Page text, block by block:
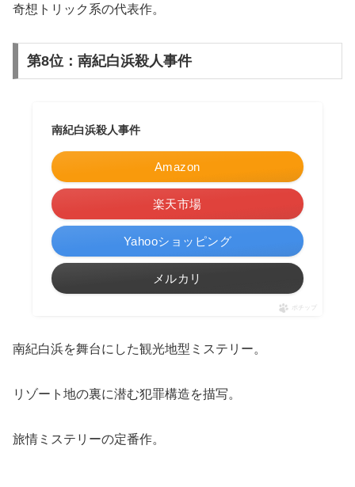
奇想トリック系の代表作。
第8位：南紀白浜殺人事件
南紀白浜殺人事件
Amazon
楽天市場
Yahooショッピング
メルカリ
ポチップ
南紀白浜を舞台にした観光地型ミステリー。
リゾート地の裏に潜む犯罪構造を描写。
旅情ミステリーの定番作。